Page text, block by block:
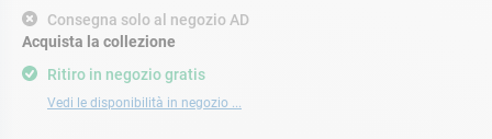
Consegna solo al negozio AD
Ritiro in negozio gratis
Vedi le disponibilità in negozio ...
Acquista la collezione